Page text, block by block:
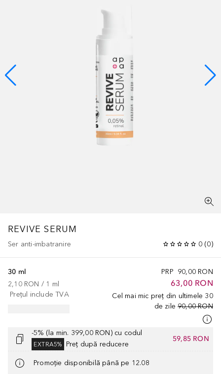
REVIVE SERUM
Ser anti-imbatranire 0 (0)
PRP 90,00 RON
63,00 RON
Cel mai mic preț din ultimele 30
de zile 90,00 RON
30 ml
2,10 RON / 1 ml
Prețul include TVA
-5% (la min. 399,00 RON) cu codul
EXTRA5% Preț după reducere
59,85 RON
Promoție disponibilă până pe 12.08